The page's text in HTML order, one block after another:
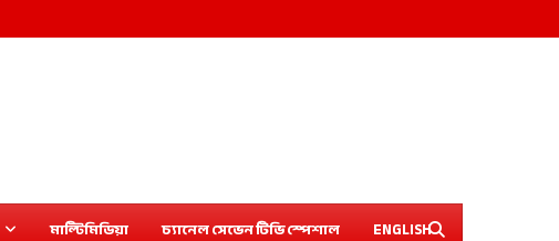
মাল্টিমিডিয়া চ্যানেল সেভেন টিভি স্পেশাল ENGLISH